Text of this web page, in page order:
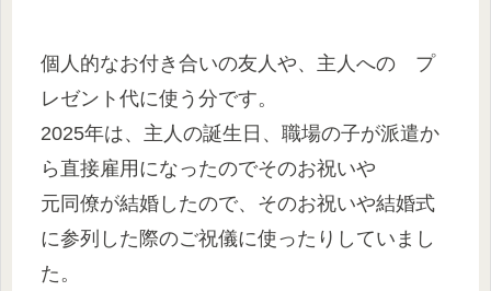
個人的なお付き合いの友人や、主人への プ
レゼント代に使う分です。
2025年は、主人の誕生日、職場の子が派遣か
ら直接雇用になったのでそのお祝いや
元同僚が結婚したので、そのお祝いや結婚式
に参列した際のご祝儀に使ったりしていまし
た。